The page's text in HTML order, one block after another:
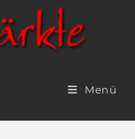
Menü